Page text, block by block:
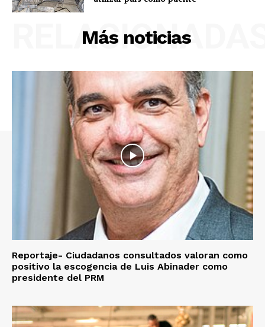
Más noticias
Reportaje- Ciudadanos consultados valoran como
positivo la escogencia de Luis Abinader como
presidente del PRM